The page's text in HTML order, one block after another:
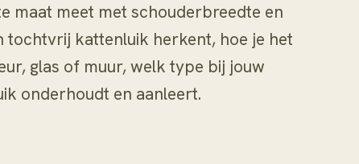
maat meet met schouderbreedte en
tochtvrij kattenluik herkent, hoe je het
glas of muur, welk type bij jouw
onderhoudt en aanleert.